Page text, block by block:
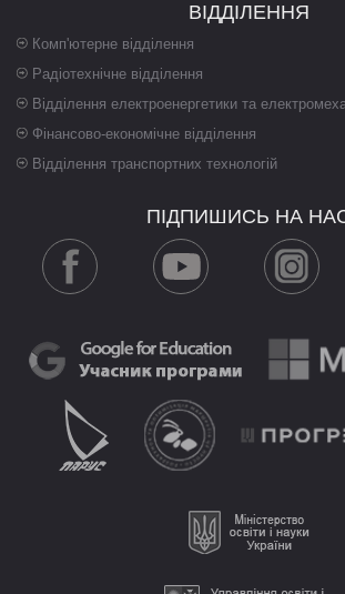
ВІДДІЛЕННЯ
Комп'ютерне відділення
Радіотехнічне відділення
Відділення електроенергетики та
Фінансово-економічне відділення
Відділення транспортних технологій
ПІДПИШИСЬ НА